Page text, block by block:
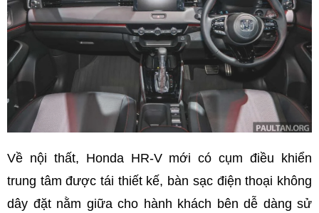
Về nội thất, Honda HR-V mới có cụm điều khiển
trung tâm được tái thiết kế, bàn sạc điện thoại không
dây đặt nằm giữa cho hành khách bên dễ dàng sử